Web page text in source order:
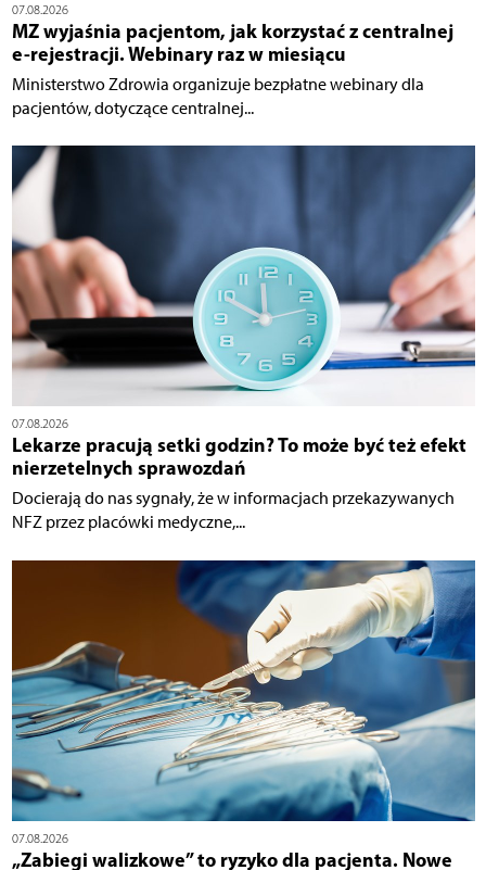
07.08.2026
MZ wyjaśnia pacjentom, jak korzystać z centralnej
e-rejestracji. Webinary raz w miesiącu
Ministerstwo Zdrowia organizuje bezpłatne webinary dla
pacjentów, dotyczące centralnej...
07.08.2026
Lekarze pracują setki godzin? To może być też efekt
nierzetelnych sprawozdań
Docierają do nas sygnały, że w informacjach przekazywanych
NFZ przez placówki medyczne,...
07.08.2026
„Zabiegi walizkowe” to ryzyko dla pacjenta. Nowe